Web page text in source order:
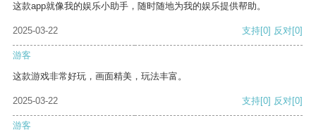
这款app就像我的娱乐小助手，随时随地为我的娱乐提供帮助。
2025-03-22 支持[0] 反对[0]
游客
这款游戏非常好玩，画面精美，玩法丰富。
2025-03-22 支持[0] 反对[0]
游客